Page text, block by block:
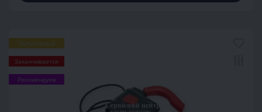
Популярный
Заканчивается
Рекомендуем